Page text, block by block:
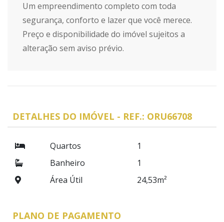
Um empreendimento completo com toda
segurança, conforto e lazer que você merece.
Preço e disponibilidade do imóvel sujeitos a
alteração sem aviso prévio.
DETALHES DO IMÓVEL - REF.: ORU66708
Quartos
1
Banheiro
1
Área Útil
24,53m²
PLANO DE PAGAMENTO